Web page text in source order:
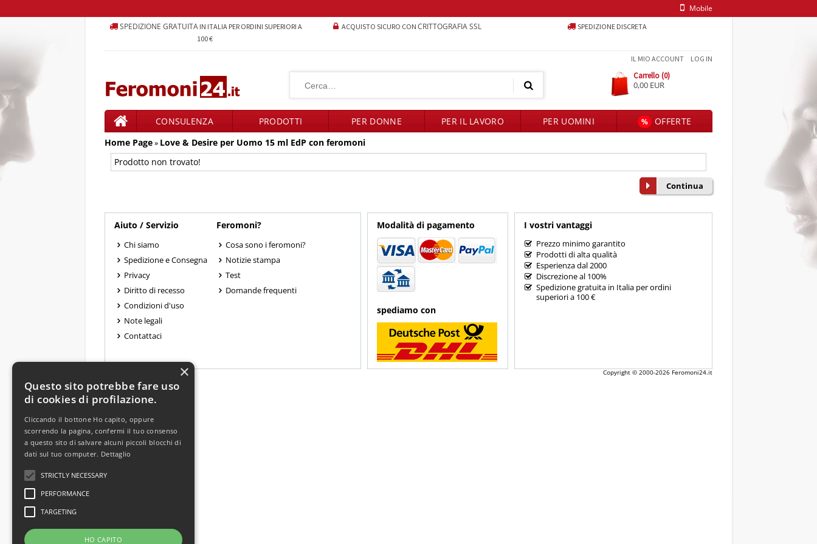
Mobile
SPEDIZIONE GRATUITAIN ITALIA PER ORDINI SUPERIORI A
100 €
ACQUISTO SICURO CON CRITTOGRAFIA SSL SPEDIZIONE DISCRETA
LOG IN
IL MIO ACCOUNT
Carrello (0)
0,00 EUR
CONSULENZA
PRODOTTI
PRODOTTI PER DONNE PER IL LAVORO PER UOMINI %
OFFERTE
Home Page» Love & Desire per Uomo 15 ml EdP con feromoni
Prodotto non trovato!
Continua
Aiuto / Servizio
Chi siamo
Spedizione e Consegna
Privacy
Diritto di recesso
Condizioni d'uso
Note legali
Contattaci
Feromoni?
Cosa sono i feromoni?
Notizie stampa
Test
Domande frequenti
Modalità di pagamento
spediamo con
I vostri vantaggi
Prezzo minimo garantito
Prodotti di alta qualità
Esperienza dal 2000
Discrezione al 100%
Spedizione gratuita in Italia per ordini
superiori a 100 €
Copyright © 2000-2026 Feromoni24.it
Questo sito potrebbe fare uso
di cookies di profilazione.
Cliccando il bottone Ho capito, oppure
scorrendo la pagina, confermi il tuo consenso
a questo sito di salvare alcuni piccoli blocchi di
dati sul tuo computer. Dettaglio
STRICTLY NECESSARY
PERFORMANCE
TARGETING
HO CAPITO
×